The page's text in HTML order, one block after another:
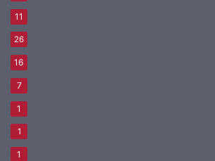
11
26
16
7
1
1
1